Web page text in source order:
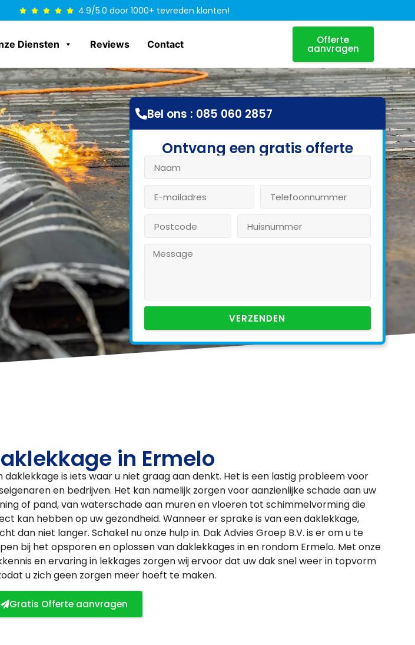
4.9/5.0 door 1000+ tevreden klanten!
Diensten Reviews Contact Offerte
aanvragen
Bel ons : 085 060 2857
Ontvang een gratis offerte
VERZENDEN
in Ermelo
daklekkage is iets waar u niet graag aan denkt. Het is een lastig probleem voor
en bedrijven. Het kan namelijk zorgen voor aanzienlijke schade aan uw
of pand, van waterschade aan muren en vloeren tot schimmelvorming die
kan hebben op uw gezondheid. Wanneer er sprake is van een daklekkage,
dan niet langer. Schakel nu onze hulp in. Dak Advies Groep B.V. is er om u te
bij het opsporen en oplossen van daklekkages in en rondom Ermelo. Met onze
en ervaring in lekkages zorgen wij ervoor dat uw dak snel weer in topvorm
u zich geen zorgen meer hoeft te maken.
Gratis Offerte aanvragen